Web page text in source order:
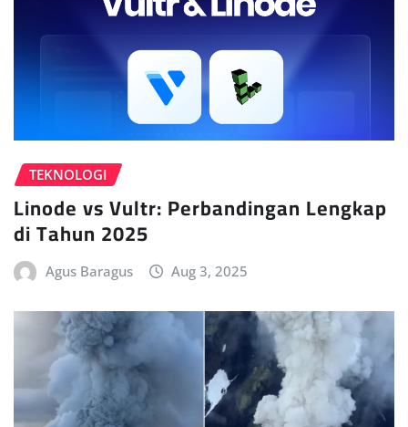
TEKNOLOGI
Linode vs Vultr: Perbandingan Lengkap
di Tahun 2025
Agus Baragus Aug 3, 2025